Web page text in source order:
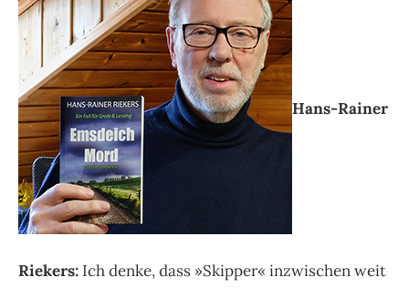
Hans-Rainer
Riekers: Ich denke, dass »Skipper« inzwischen weit